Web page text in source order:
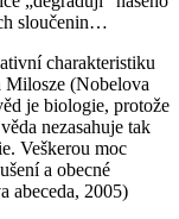
sloučenin…
charakteristiku
Milosze (Nobelova
je biologie, protože
nezasahuje tak
Veškerou moc
a obecné
abeceda, 2005)